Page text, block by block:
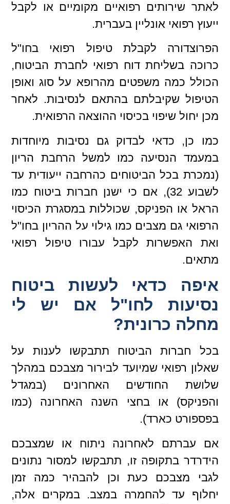
לאתר שירותים רפואיים מקומיים או לקבל
ייעוץ רפואי אונליין בעברית.
הפרוצדורה לקבלת טיפול רפואי בחו"ל
כרוכה בשליחת דוח רפואי לחברת הביטוח,
הכולל כמה משפטים מהרופא על סוג ואופן
הטיפול שקיבלתם בהתאם לנסיבות. לאחר
מכן יחול שיפוי בכיסוי ההוצאה הרפואית.
כמו כן, כדאי לבדוק גם נסיבות מיוחדות
במעמד הנסיעה כמו למשל הרחבת הריון
(נמכרת בכל הביטוחים כהרחבה ייעודית עד
לשבוע 32), אם כי ישנן חברות ביטוח כמו
הראל או הפניקס, שכוללות במסגרת הכיסוי
הרפואי גם מצבים כמו גילוי על ההריון בחו"ל
ואת האפשרות לקבל עבורו טיפול רפואי
מתאים.
איפה כדאי לעשות ביטוח
נסיעות לחו"ל אם יש לי
מחלה כרונית?
בכל חברות הביטוח תתבקשו לענות על
שאלון רפואי שמיועד לבירור מצבכם במהלך
שלושת החודשים האחרונים (במגדל
והפניקס) או בחצי השנה האחרונה (כמו
בפספורט כארד).
אם עברתם לאחרונה ניתוח או שמצבכם
הידרדר בתקופה זו, תתבקשו למסור נתונים
לגבי מצבכם כעת וכן להבהיר כמה זמן
יחלוף עד להחמרה במצב. במקרים אלה,